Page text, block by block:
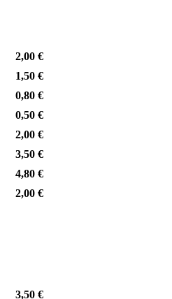
2,00 €
1,50 €
0,80 €
0,50 €
2,00 €
3,50 €
4,80 €
2,00 €
3,50 €